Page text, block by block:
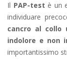
Il PAP-test è un
individuare
cancro al collo
indolore e non
importantissimo